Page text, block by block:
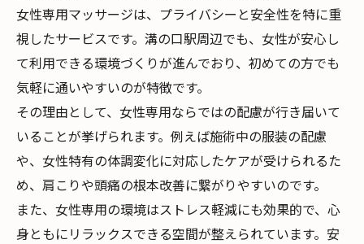
女性専用マッサージは、プライバシーと安全性を特に重
視したサービスです。溝の口駅周辺でも、女性が安心し
て利用できる環境づくりが進んでおり、初めての方でも
気軽に通いやすいのが特徴です。
その理由として、女性専用ならではの配慮が行き届いて
いることが挙げられます。例えば施術中の服装の配慮
や、女性特有の体調変化に対応したケアが受けられるた
め、肩こりや頭痛の根本改善に繋がりやすいのです。
また、女性専用の環境はストレス軽減にも効果的で、心
身ともにリラックスできる空間が整えられています。安